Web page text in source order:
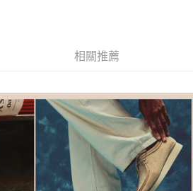
星展（台灣）商業銀行
中國信託商業銀行
需綁卡、不需儲值。
程】
先享後付」後，將跳轉至「AFTEE先享後付」
認金額後，即可完成結帳。
到繳費通知簡訊。
內，點擊此簡訊中的連結，可透過四大超商／
進行付款，方視為交易完成。
不需立刻繳費，但若您需要取消訂單，請聯絡
含以上)免運費
含以上)免運費
相關推薦